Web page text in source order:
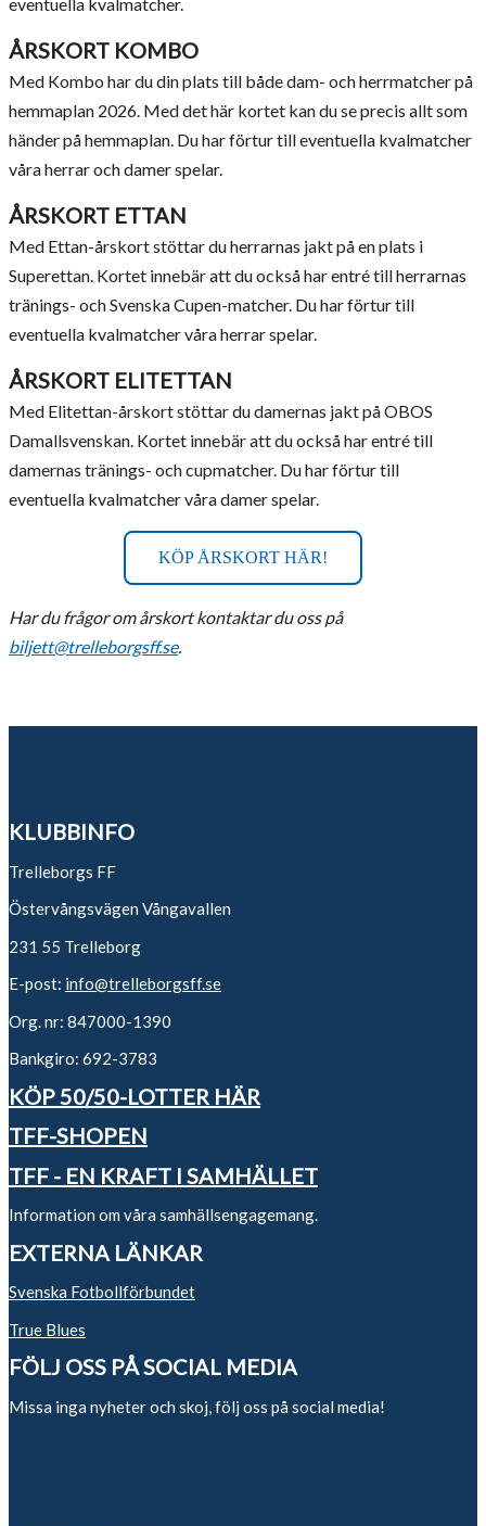
ÅRSKORT KOMBO
Med Kombo har du din plats till både dam- och herrmatcher på
hemmaplan 2026. Med det här kortet kan du se precis allt som
händer på hemmaplan. Du har förtur till eventuella kvalmatcher
våra herrar och damer spelar.
ÅRSKORT ETTAN
Med Ettan-årskort stöttar du herrarnas jakt på en plats i
Superettan. Kortet innebär att du också har entré till herrarnas
tränings- och Svenska Cupen-matcher. Du har förtur till
eventuella kvalmatcher våra herrar spelar.
ÅRSKORT ELITETTAN
Med Elitettan-årskort stöttar du damernas jakt på OBOS
Damallsvenskan. Kortet innebär att du också har entré till
damernas tränings- och cupmatcher. Du har förtur till
eventuella kvalmatcher våra damer spelar.
KÖP ÅRSKORT HÄR!
Har du frågor om årskort kontaktar du oss på
biljett@trelleborgsff.se.
KLUBBINFO
Trelleborgs FF
Östervångsvägen Vångavallen
231 55 Trelleborg
E-post: info@trelleborgsff.se
Org. nr: 847000-1390
Bankgiro: 692-3783
KÖP 50/50-LOTTER HÄR
TFF-SHOPEN
TFF - EN KRAFT I SAMHÄLLET
Information om våra samhällsengagemang.
EXTERNA LÄNKAR
Svenska Fotbollförbundet
True Blues
FÖLJ OSS PÅ SOCIAL MEDIA
Missa inga nyheter och skoj, följ oss på social media!